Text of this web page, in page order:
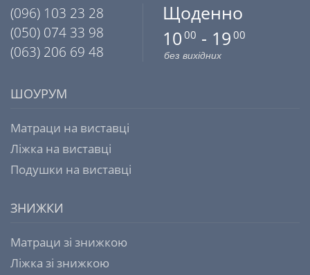
(096) 103 23 28
(050) 074 33 98
(063) 206 69 48
Щоденно
10 00 - 19 00
без вихідних
ШОУРУМ
Матраци на виставці
Ліжка на виставці
Подушки на виставці
ЗНИЖКИ
Матраци зі знижкою
Ліжка зі знижкою